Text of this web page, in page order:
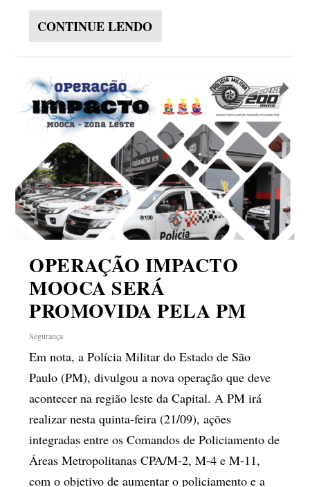
CONTINUE LENDO
OPERAÇÃO IMPACTO
MOOCA SERÁ
PROMOVIDA PELA PM
Segurança
Em nota, a Polícia Militar do Estado de São
Paulo (PM), divulgou a nova operação que deve
acontecer na região leste da Capital. A PM irá
realizar nesta quinta-feira (21/09), ações
integradas entre os Comandos de Policiamento de
Áreas Metropolitanas CPA/M-2, M-4 e M-11,
com o objetivo de aumentar o policiamento e a